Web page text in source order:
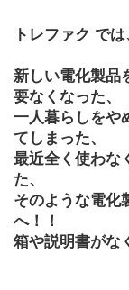
トレファク では
新しい電化製品
要なくなった、
一人暮らしをや
てしまった、
最近全く使わな
た、
そのような電化
へ！！
箱や説明書がな